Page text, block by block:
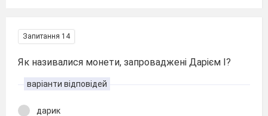
Запитання 14
Як називалися монети, запроваджені Дарієм І?
варіанти відповідей
дарик